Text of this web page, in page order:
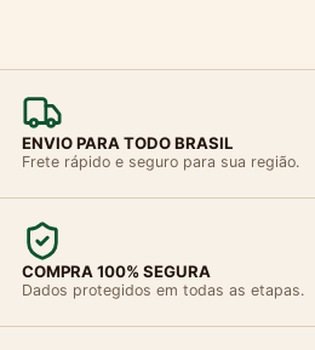
ENVIO PARA TODO BRASIL
Frete rápido e seguro para sua região.
COMPRA 100% SEGURA
Dados protegidos em todas as etapas.